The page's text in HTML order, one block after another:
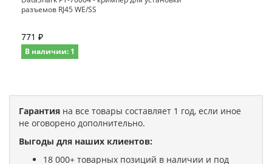
разъемов RJ45 WE/SS
771 ₽
В наличии: 1
Гарантия на все товары составляет 1 год, если иное
не оговорено дополнительно.
Выгоды для наших клиентов:
18 000+ товарных позиций в наличии и под